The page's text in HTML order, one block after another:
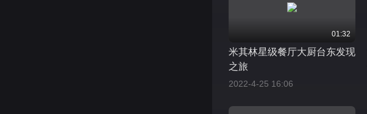
01:32
米其林星级餐厅大厨台东发现
之旅
2022-4-25 16:06